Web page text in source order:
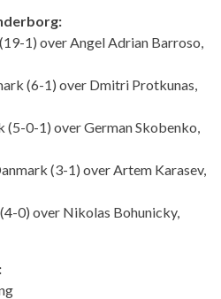
1) over Angel Adrian Barroso,
(6-1) over Dmitri Protkunas,
(5-0-1) over German Skobenko,
(3-1) over Artem Karasev,
0) over Nikolas Bohunicky,